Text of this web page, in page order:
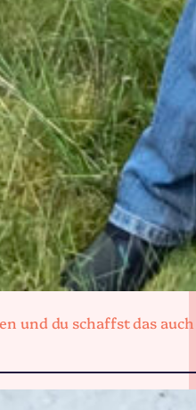
und du schaffst das auch